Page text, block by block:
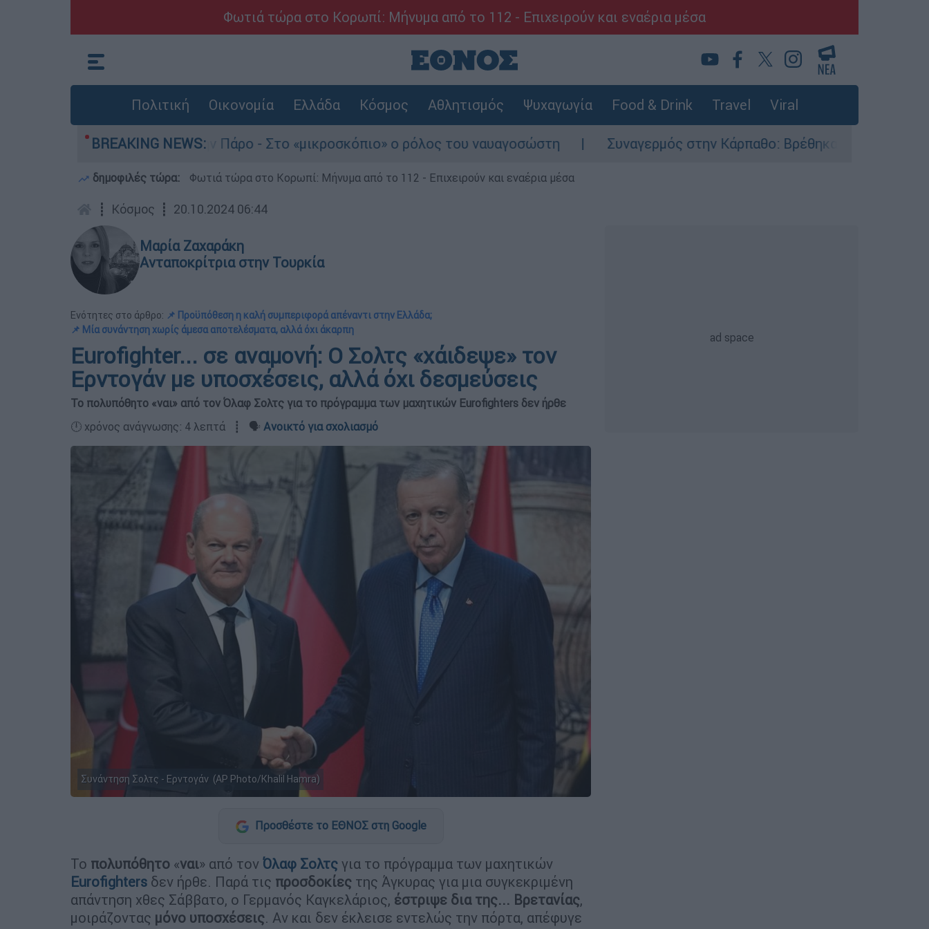
Φωτιά τώρα στο Κορωπί: Μήνυμα από το 112 - Επιχειρούν και εναέρια μέσα
Πολιτική Οικονομία Ελλάδα Κόσμος Αθλητισμός Ψυχαγωγία Food & Drink Travel Viral
BREAKING NEWS:
4χρονου στην Πάρο - Στο «μικροσκόπιο» ο ρόλος του ναυαγοσώστη Συναγερμός στην Κάρπαθο: Βρέθηκαν παλιά πυρομαχικά στο
δημοφιλές τώρα: Φωτιά τώρα στο Κορωπί: Μήνυμα από το 112 - Επιχειρούν και εναέρια μέσα
┋ Κόσμος ┋ 20.10.2024 06:44
Μαρία Ζαχαράκη
Ανταποκρίτρια στην Τουρκία
Ενότητες στο άρθρο: 📌 Προϋπόθεση η καλή συμπεριφορά απέναντι στην Ελλάδα;
📌 Μία συνάντηση χωρίς άμεσα αποτελέσματα, αλλά όχι άκαρπη
Eurofighter... σε αναμονή: Ο Σολτς «χάιδεψε» τον
Ερντογάν με υποσχέσεις, αλλά όχι δεσμεύσεις
Το πολυπόθητο «ναι» από τον Όλαφ Σολτς για το πρόγραμμα των μαχητικών Eurofighters δεν ήρθε
🕛 χρόνος ανάγνωσης: 4 λεπτά ┋ 🗣️ Ανοικτό για σχολιασμό
Συνάντηση Σολτς - Ερντογάν (AP Photo/Khalil Hamra)
Προσθέστε το ΕΘΝΟΣ στη Google
Το πολυπόθητο «ναι» από τον Όλαφ Σολτς για το πρόγραμμα των μαχητικών
Eurofighters δεν ήρθε. Παρά τις προσδοκίες της Άγκυρας για μια συγκεκριμένη
απάντηση χθες Σάββατο, ο Γερμανός Καγκελάριος, έστριψε δια της... Βρετανίας,
μοιράζοντας μόνο υποσχέσεις. Αν και δεν έκλεισε εντελώς την πόρτα, απέφυγε